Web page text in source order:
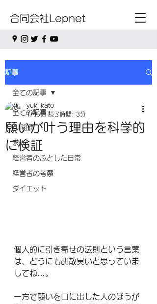
合同会社Lepnet
記事
全ての記事
AI関連
求人
経営者のふとした日常
経営者の考察
ダイエット
全ての記事
願いが叶う理由を科学的
に検証
yuki kato
1月5日 読了時間: 3分
個人的に引き寄せの法則という言葉
は、どうにも胡散臭いと思っていま
してね…。
一方で願いを口に出した人のほうが